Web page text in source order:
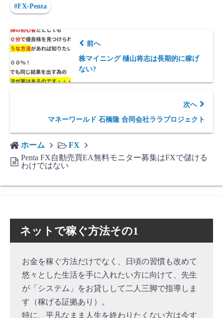
#FX-Penta
前へ
株マイニング 樋山将志は長期的に稼げ
ない?
次へ
マネーワールド 石橋隆 合同会社ララプロジェクト
ホーム
FX
Penta FX自動売買EA無料モニター募集はFXで儲ける
わけではない
ネットで稼ぐ方法その1
お金を稼ぐ方法だけでなく、日頃の習慣も改めて
悠々とした生活を手に入れたい方に向けて、先生
が「システム」をお貸しして二人三脚で指導しま
す（稼げる証拠あり）。
特に、平凡なまま人生を終わりたくない方は今す